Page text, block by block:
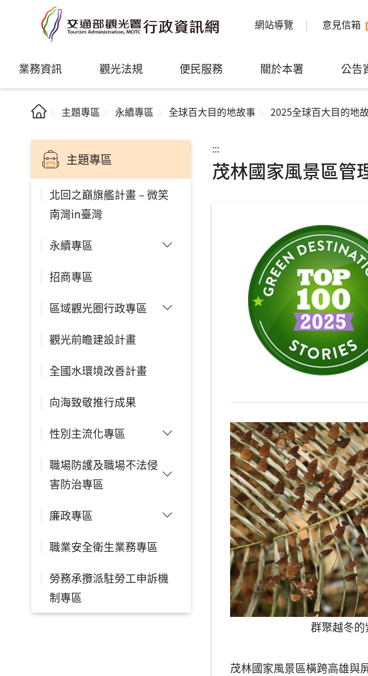
網站導覽 意見信箱
業務資訊 觀光法規 便民服務 關於本署 公告
主題專區 永續專區 全球百大目的地故事 2025全球百大目的地
主題專區
北回之巔旗艦計畫－微笑
南灣in臺灣
永續專區
招商專區
區域觀光圈行政專區
觀光前瞻建設計畫
全國水環境改善計畫
向海致敬推行成果
性別主流化專區
職場防護及職場不法侵
害防治專區
廉政專區
職業安全衛生業務專區
勞務承攬派駐勞工申訴機
制專區
:::
茂林國家風景區管
群聚越冬
茂林國家風景區橫跨高雄與